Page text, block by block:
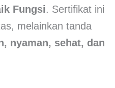
Fungsi. Sertifikat ini
melainkan tanda
nyaman, sehat, dan